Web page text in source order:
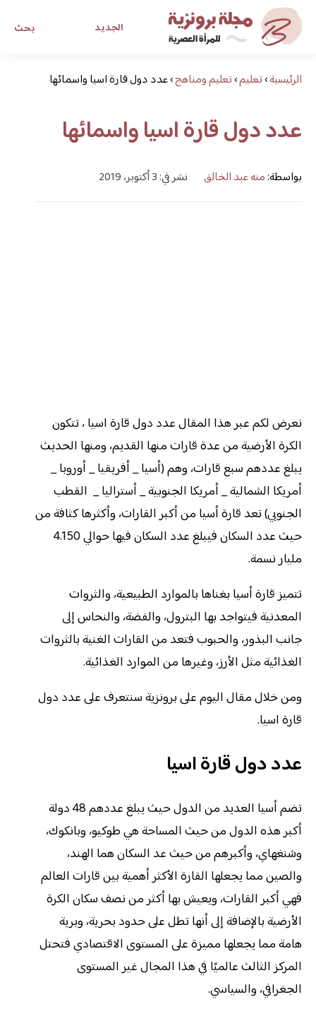
بحث الجديد
مجلة برونزية للفتاة العصرية
ابحث عن أي موضوع يهمك
الرئيسية›تعليم›تعليم ومناهج›عدد دول قارة اسيا واسمائها
عدد دول قارة اسيا واسمائها
بواسطة:منه عبد الخالق نشر في: 3 أكتوبر، 2019
نعرض لكم عبر هذا المقال عدد دول قارة اسيا ، تتكون
الكرة الأرضية من عدة قارات منها القديم، ومنها الحديث
يبلغ عددهم سبع قارات، وهم (أسيا _ أفريقيا _ أوروبا _
أمريكا الشمالية _ أمريكا الجنوبية _ أستراليا _ القطب
الجنوبي) تعد قارة أسيا من أكبر القارات، وأكثرها كثافة من
حيث عدد السكان فيبلغ عدد السكان فيها حوالي 4.150
مليار نسمة.
تتميز قارة أسيا بغناها بالموارد الطبيعية، والثروات
المعدنية فيتواجد بها البترول، والفضة، والنحاس إلى
جانب البذور، والحبوب فتعد من القارات الغنية بالثروات
الغذائية مثل الأرز، وغيرها من الموارد الغذائية.
ومن خلال مقال اليوم على برونزية سنتعرف على عدد دول
قارة اسيا.
عدد دول قارة اسيا
تضم أسيا العديد من الدول حيث يبلغ عددهم 48 دولة
أكبر هذه الدول من حيث المساحة هي طوكيو، وبانكوك،
وشنغهاي، وأكبرهم من حيث عد السكان هما الهند،
والصين مما يجعلها القارة الأكثر أهمية بين قارات العالم
فهي أكبر القارات، ويعيش بها أكثر من نصف سكان الكرة
الأرضية بالإضافة إلى أنها تطل على حدود بحرية، وبرية
هامة مما يجعلها مميزة على المستوى الاقتصادي فتحتل
المركز الثالث عالميًا في هذا المجال غير المستوى
الجغرافي، والسياسي.